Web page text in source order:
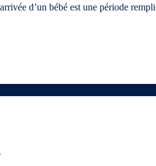
d’un bébé est une période